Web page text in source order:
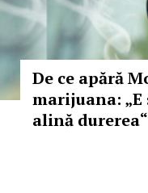
De ce apără
marijuana:
alină durerea“